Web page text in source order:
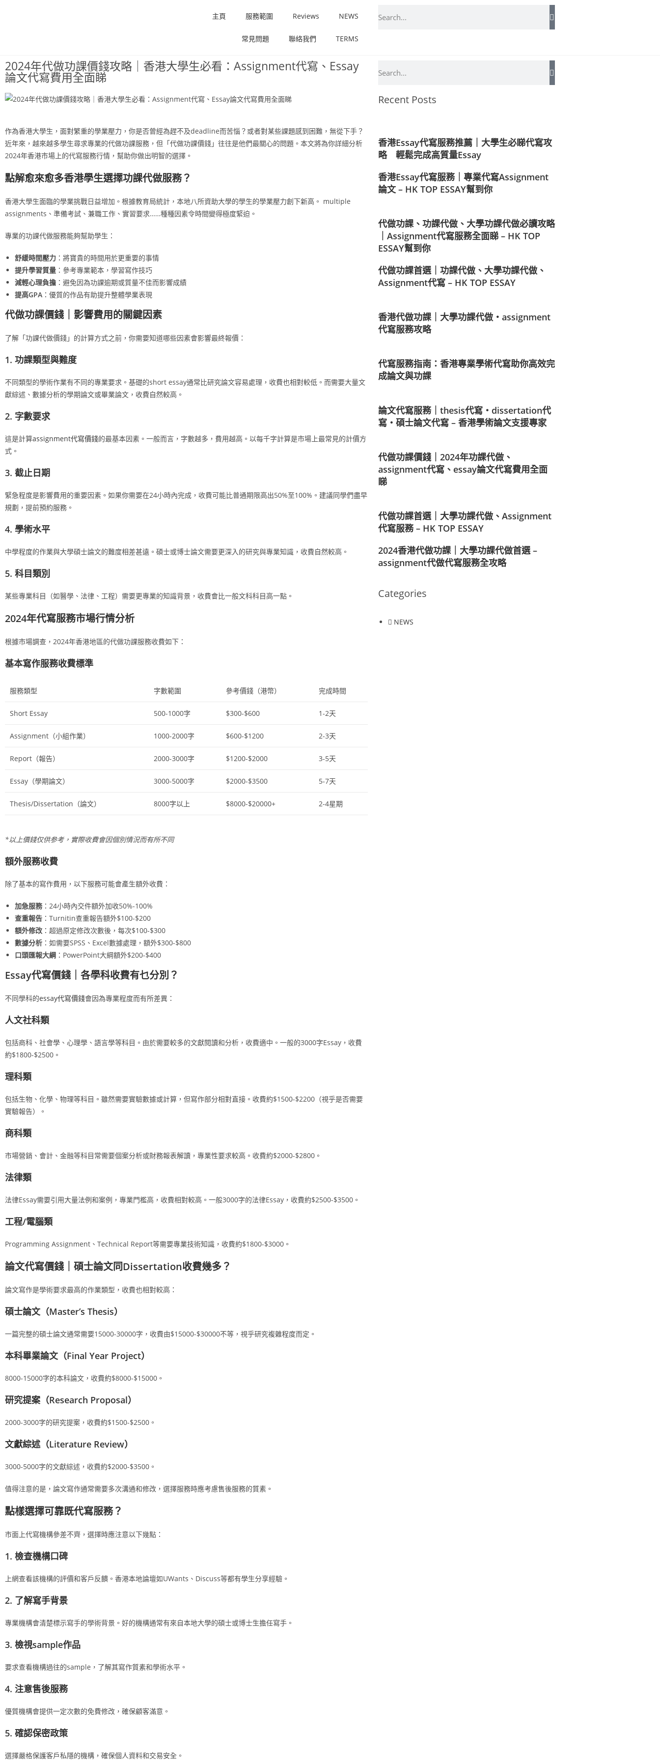
主頁 服務範圍 Reviews NEWS
常見問題 聯絡我們 TERMS
2024年代做功課價錢攻略｜香港大學生必看：Assignment代寫、Essay
論文代寫費用全面睇
作為香港大學生，面對繁重的學業壓力，你是否曾經為趕不及deadline而苦惱？或者對某些課題感到困難，無從下手？
近年來，越來越多學生尋求專業的代做功課服務，但「代做功課價錢」往往是他們最關心的問題。本文將為你詳細分析
2024年香港市場上的代寫服務行情，幫助你做出明智的選擇。
點解愈來愈多香港學生選擇功課代做服務？
香港大學生面臨的學業挑戰日益增加。根據教育局統計，本地八所資助大學的學生的學業壓力創下新高。 multiple
assignments、準備考試、兼職工作、實習要求……種種因素令時間變得極度緊迫。
專業的功課代做服務能夠幫助學生：
舒緩時間壓力 ：將寶貴的時間用於更重要的事情
提升學習質量 ：參考專業範本，學習寫作技巧
減輕心理負擔 ：避免因為功課逾期或質量不佳而影響成績
提高GPA ：優質的作品有助提升整體學業表現
代做功課價錢｜影響費用的關鍵因素
了解「功課代做價錢」的計算方式之前，你需要知道哪些因素會影響最終報價：
1. 功課類型與難度
不同類型的學術作業有不同的專業要求。基礎的short essay通常比研究論文容易處理，收費也相對較低。而需要大量文
獻綜述、數據分析的學期論文或畢業論文，收費自然較高。
2. 字數要求
這是計算assignment代寫價錢的最基本因素。一般而言，字數越多，費用越高。以每千字計算是市場上最常見的計價方
式。
3. 截止日期
緊急程度是影響費用的重要因素。如果你需要在24小時內完成，收費可能比普通期限高出50%至100%。建議同學們盡早
規劃，提前預約服務。
4. 學術水平
中學程度的作業與大學碩士論文的難度相差甚遠。碩士或博士論文需要更深入的研究與專業知識，收費自然較高。
5. 科目類別
某些專業科目（如醫學、法律、工程）需要更專業的知識背景，收費會比一般文科科目高一點。
2024年代寫服務市場行情分析
根據市場調查，2024年香港地區的代做功課服務收費如下：
基本寫作服務收費標準
服務類型 字數範圍 參考價錢（港幣） 完成時間
Short Essay 500-1000字 $300-$600 1-2天
Assignment（小組作業） 1000-2000字 $600-$1200 2-3天
Report（報告） 2000-3000字 $1200-$2000 3-5天
Essay（學期論文） 3000-5000字 $2000-$3500 5-7天
Thesis/Dissertation（論文） 8000字以上 $8000-$20000+ 2-4星期
*以上價錢仅供参考，實際收費會因個別情況而有所不同
額外服務收費
除了基本的寫作費用，以下服務可能會產生額外收費：
加急服務 ：24小時內交件額外加收50%-100%
查重報告 ：Turnitin查重報告額外$100-$200
額外修改 ：超過原定修改次數後，每次$100-$300
數據分析 ：如需要SPSS、Excel數據處理，額外$300-$800
口頭匯報大綱 ：PowerPoint大綱額外$200-$400
Essay代寫價錢｜各學科收費有乜分別？
不同學科的essay代寫價錢會因為專業程度而有所差異：
人文社科類
包括商科、社會學、心理學、語言學等科目。由於需要較多的文獻閱讀和分析，收費適中。一般的3000字Essay，收費
約$1800-$2500。
理科類
包括生物、化學、物理等科目。雖然需要實驗數據或計算，但寫作部分相對直接。收費約$1500-$2200（視乎是否需要
實驗報告）。
商科類
市場營銷、會計、金融等科目常需要個案分析或財務報表解讀，專業性要求較高。收費約$2000-$2800。
法律類
法律Essay需要引用大量法例和案例，專業門檻高，收費相對較高。一般3000字的法律Essay，收費約$2500-$3500。
工程/電腦類
Programming Assignment、Technical Report等需要專業技術知識，收費約$1800-$3000。
論文代寫價錢｜碩士論文同Dissertation收費幾多？
論文寫作是學術要求最高的作業類型，收費也相對較高：
碩士論文（Master’s Thesis）
一篇完整的碩士論文通常需要15000-30000字，收費由$15000-$30000不等，視乎研究複雜程度而定。
本科畢業論文（Final Year Project）
8000-15000字的本科論文，收費約$8000-$15000。
研究提案（Research Proposal）
2000-3000字的研究提案，收費約$1500-$2500。
文獻綜述（Literature Review）
3000-5000字的文獻綜述，收費約$2000-$3500。
值得注意的是，論文寫作通常需要多次溝通和修改，選擇服務時應考慮售後服務的質素。
點樣選擇可靠既代寫服務？
市面上代寫機構參差不齊，選擇時應注意以下幾點：
1. 檢查機構口碑
上網查看該機構的評價和客戶反饋。香港本地論壇如UWants、Discuss等都有學生分享經驗。
2. 了解寫手背景
專業機構會清楚標示寫手的學術背景。好的機構通常有來自本地大學的碩士或博士生擔任寫手。
3. 檢視sample作品
要求查看機構過往的sample，了解其寫作質素和學術水平。
4. 注意售後服務
優質機構會提供一定次數的免費修改，確保顧客滿意。
5. 確認保密政策
選擇嚴格保護客戶私隱的機構，確保個人資料和交易安全。
Recent Posts
香港Essay代寫服務推薦｜大學生必睇代寫攻
略 輕鬆完成高質量Essay
香港Essay代寫服務｜專業代寫Assignment
論文 – HK TOP ESSAY幫到你
代做功課、功課代做、大學功課代做必讀攻略
｜Assignment代寫服務全面睇 – HK TOP
ESSAY幫到你
代做功課首選｜功課代做、大學功課代做、
Assignment代寫 – HK TOP ESSAY
香港代做功課｜大學功課代做・assignment
代寫服務攻略
代寫服務指南：香港專業學術代寫助你高效完
成論文與功課
論文代寫服務｜thesis代寫・dissertation代
寫・碩士論文代寫 – 香港學術論文支援專家
代做功課價錢｜2024年功課代做、
assignment代寫、essay論文代寫費用全面
睇
代做功課首選｜大學功課代做、Assignment
代寫服務 – HK TOP ESSAY
2024香港代做功課｜大學功課代做首選 –
assignment代做代寫服務全攻略
Categories
NEWS